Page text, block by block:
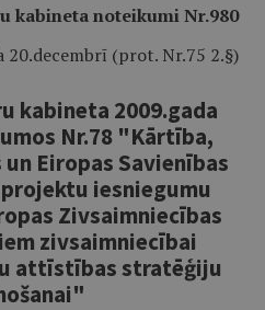
kabineta noteikumi Nr.980
20.decembrī (prot. Nr.75 2.§)
kabineta 2009.gada
Nr.78 "Kārtība,
Eiropas Savienības
iesniegumu
Zivsaimniecības
zivsaimniecībai
attīstības stratēģiju